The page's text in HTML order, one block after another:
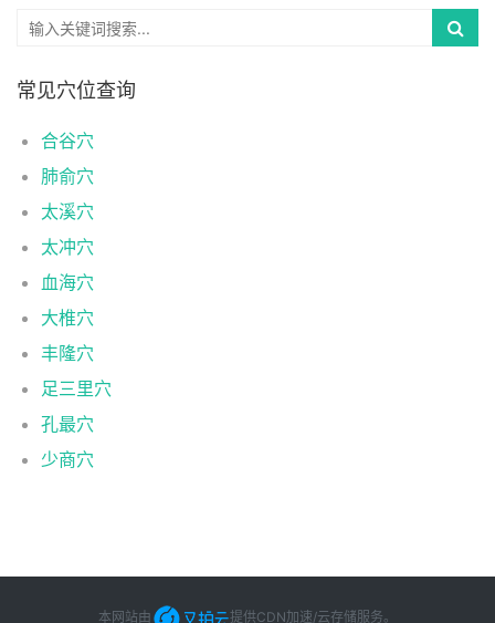
常见穴位查询
合谷穴
肺俞穴
太溪穴
太冲穴
血海穴
大椎穴
丰隆穴
足三里穴
孔最穴
少商穴
本网站由 提供CDN加速/云存储服务。